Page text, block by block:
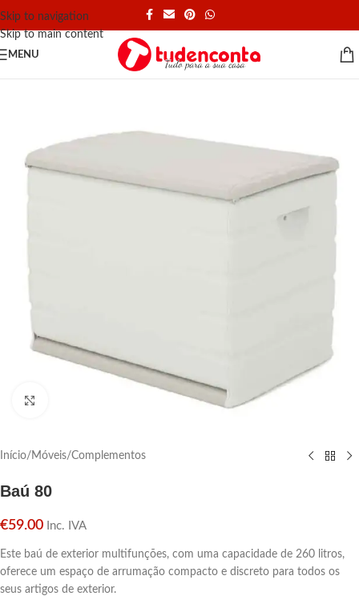
Skip to navigation
Skip to main content
MENU
Início/ Móveis/Complementos
Baú 80
€59.00 Inc. IVA
Este baú de exterior multifunções, com uma capacidade de 260 litros,
oferece um espaço de arrumação compacto e discreto para todos os
seus artigos de exterior.